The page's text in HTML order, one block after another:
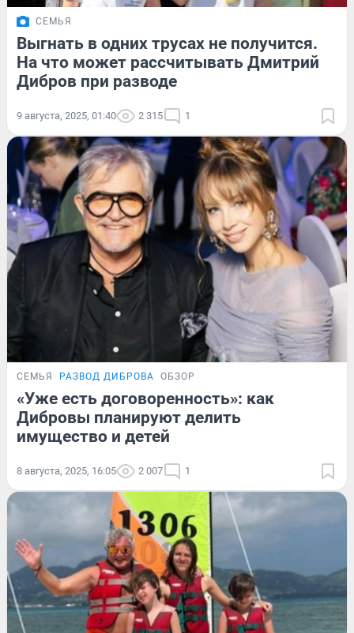
СЕМЬЯ
Выгнать в одних трусах не получится.
На что может рассчитывать Дмитрий
Дибров при разводе
9 августа, 2025, 01:40 2 315 1
СЕМЬЯ РАЗВОД ДИБРОВА ОБЗОР
«Уже есть договоренность»: как
Дибровы планируют делить
имущество и детей
8 августа, 2025, 16:05 2 007 1